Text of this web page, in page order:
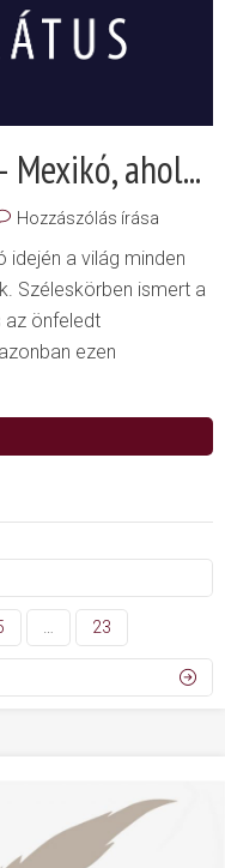
ahol...
Hozzászólás írása
a világ minden
Széleskörben ismert a
az önfeledt
ezen
23